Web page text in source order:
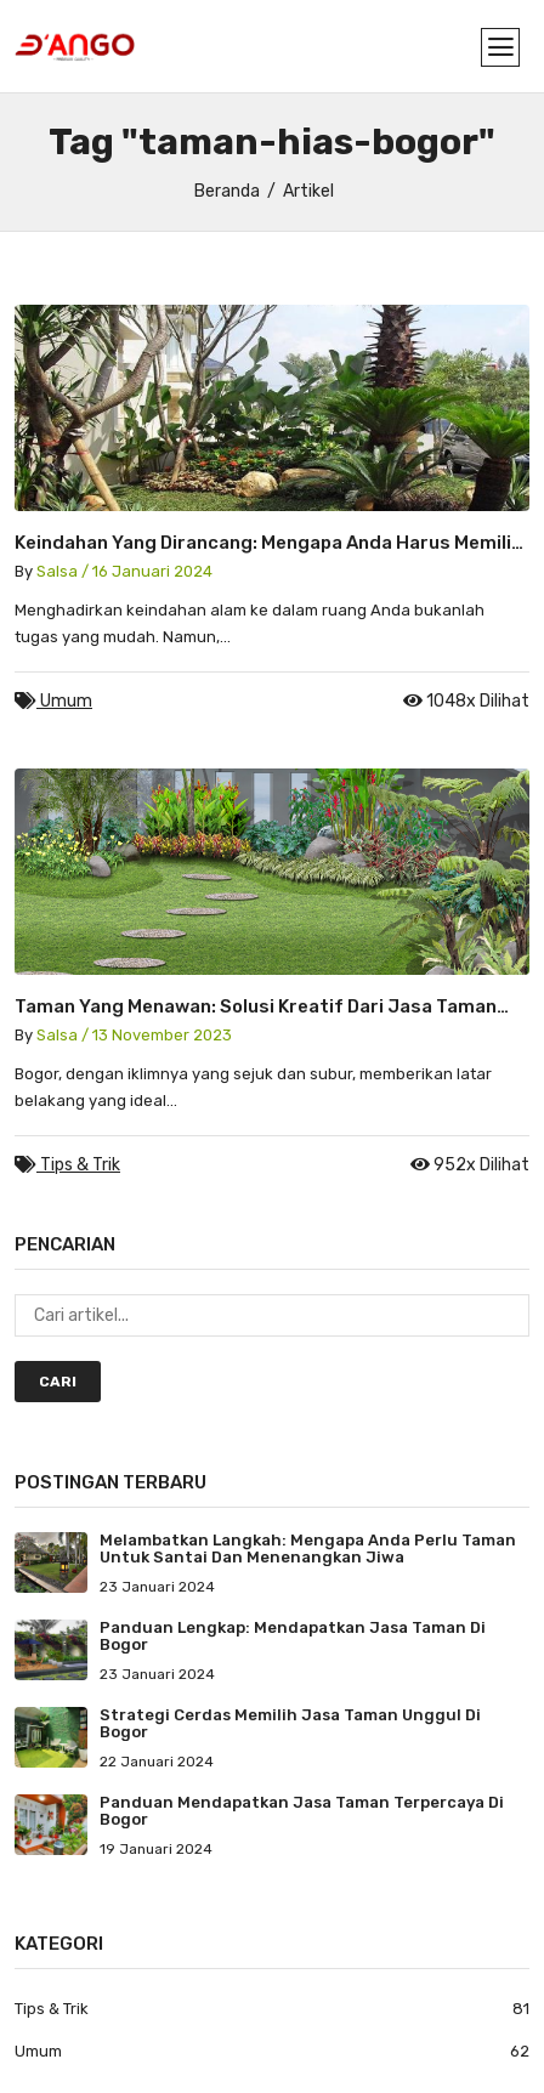
Tag "taman-hias-bogor"
Beranda Artikel
Keindahan Yang Dirancang: Mengapa Anda Harus Memilih
Jasa Taman Hias Untuk Proyek Anda
By Salsa / 16 Januari 2024
Menghadirkan keindahan alam ke dalam ruang Anda bukanlah
tugas yang mudah. Namun,...
Umum 1048x Dilihat
Taman Yang Menawan: Solusi Kreatif Dari Jasa Taman
Bogor
By Salsa / 13 November 2023
Bogor, dengan iklimnya yang sejuk dan subur, memberikan latar
belakang yang ideal...
Tips & Trik 952x Dilihat
PENCARIAN
CARI
POSTINGAN TERBARU
Melambatkan Langkah: Mengapa Anda Perlu Taman
Untuk Santai Dan Menenangkan Jiwa
23 Januari 2024
Panduan Lengkap: Mendapatkan Jasa Taman Di
Bogor
23 Januari 2024
Strategi Cerdas Memilih Jasa Taman Unggul Di
Bogor
22 Januari 2024
Panduan Mendapatkan Jasa Taman Terpercaya Di
Bogor
19 Januari 2024
KATEGORI
Tips & Trik 81
Umum 62